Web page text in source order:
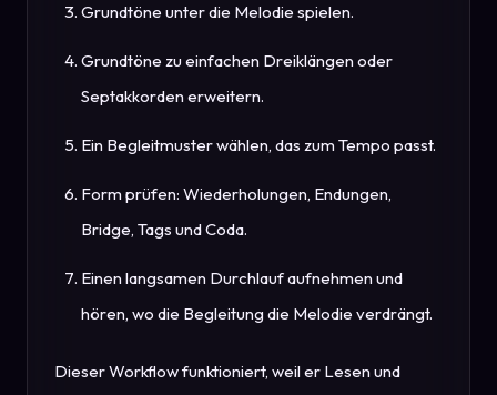
Grundtöne unter die Melodie spielen.
Grundtöne zu einfachen Dreiklängen oder
Septakkorden erweitern.
Ein Begleitmuster wählen, das zum Tempo passt.
Form prüfen: Wiederholungen, Endungen,
Bridge, Tags und Coda.
Einen langsamen Durchlauf aufnehmen und
hören, wo die Begleitung die Melodie verdrängt.
Dieser Workflow funktioniert, weil er Lesen und